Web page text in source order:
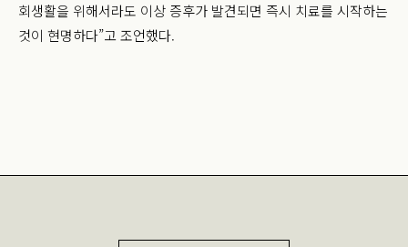
회생활을 위해서라도 이상 증후가 발견되면 즉시 치료를 시작하는
것이 현명하다”고 조언했다.